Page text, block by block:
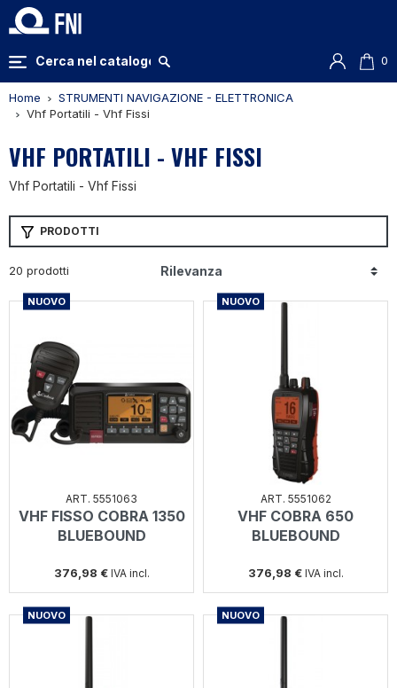
0
Home
STRUMENTI NAVIGAZIONE - ELETTRONICA
Vhf Portatili - Vhf Fissi
VHF PORTATILI - VHF FISSI
Vhf Portatili - Vhf Fissi
PRODOTTI
20 prodotti
ART. 5551063
VHF FISSO COBRA 1350
BLUEBOUND
376,98 € IVA incl.
NUOVO
ART. 5551062
VHF COBRA 650
BLUEBOUND
376,98 € IVA incl.
NUOVO
NUOVO NUOVO